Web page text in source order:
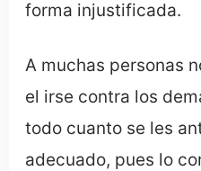
forma injustificada.
A muchas personas
el irse contra los
todo cuanto se les
adecuado, pues lo